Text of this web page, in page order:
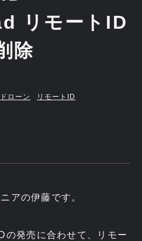
リモートID
除
ドローン
リモートID
アの伊藤です。
発売に合わせて、リモー